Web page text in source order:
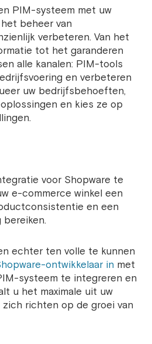
PIM-systeem met uw
beheer van
verbeteren. Van het
tot het garanderen
alle kanalen: PIM-tools
en verbeteren
uw bedrijfsbehoeften,
en kies ze op
voor Shopware te
e-commerce winkel een
en een
bereiken.
echter ten volle te kunnen
ontwikkelaar in met
systeem te integreren en
u het maximale uit uw
richten op de groei van